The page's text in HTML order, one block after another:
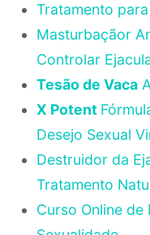
Tratamento
Masturbaçãor
Controlar
Tesão de Vaca
X Potent
Desejo Sexual
Destruidor da
Tratamento
Curso Online de